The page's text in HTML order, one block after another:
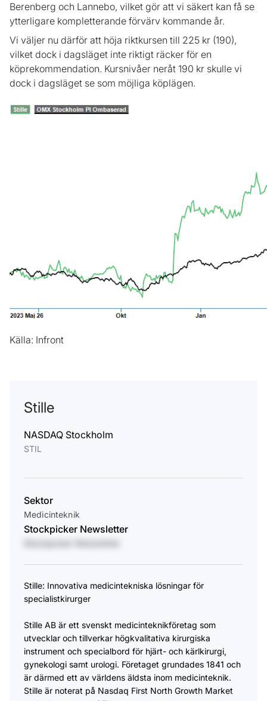
Berenberg och Lannebo, vilket gör att vi säkert kan få se
ytterligare kompletterande förvärv kommande år.
Vi väljer nu därför att höja riktkursen till 225 kr (190),
vilket dock i dagsläget inte riktigt räcker för en
köprekommendation. Kursnivåer neråt 190 kr skulle vi
dock i dagsläget se som möjliga köplägen.
Källa: Infront
Stille
NASDAQ Stockholm
STIL
Sektor
Medicinteknik
Stockpicker Newsletter
Stille: Innovativa medicintekniska lösningar för
specialistkirurger
Stille AB är ett svenskt medicinteknikföretag som
utvecklar och tillverkar högkvalitativa kirurgiska
instrument och specialbord för hjärt- och kärlkirurgi,
gynekologi samt urologi. Företaget grundades 1841 och
är därmed ett av världens äldsta inom medicinteknik.
Stille är noterat på Nasdaq First North Growth Market